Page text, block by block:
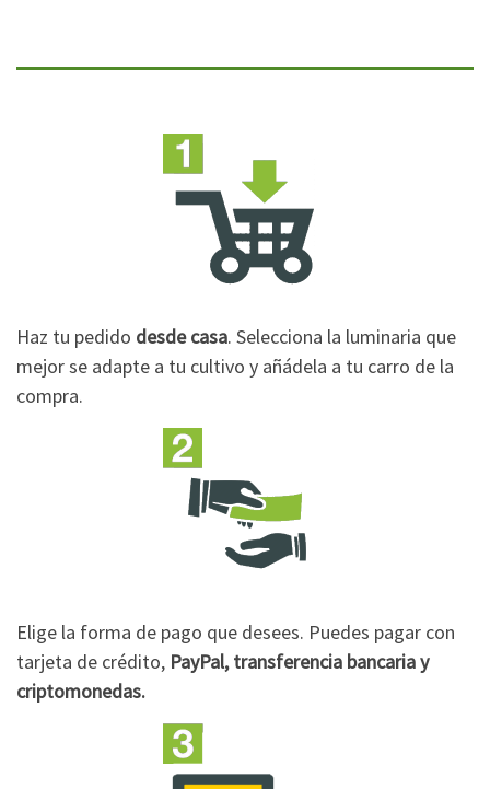
Haz tu pedido desde casa. Selecciona la luminaria que
mejor se adapte a tu cultivo y añádela a tu carro de la
compra.
Elige la forma de pago que desees. Puedes pagar con
tarjeta de crédito, PayPal, transferencia bancaria y
criptomonedas.